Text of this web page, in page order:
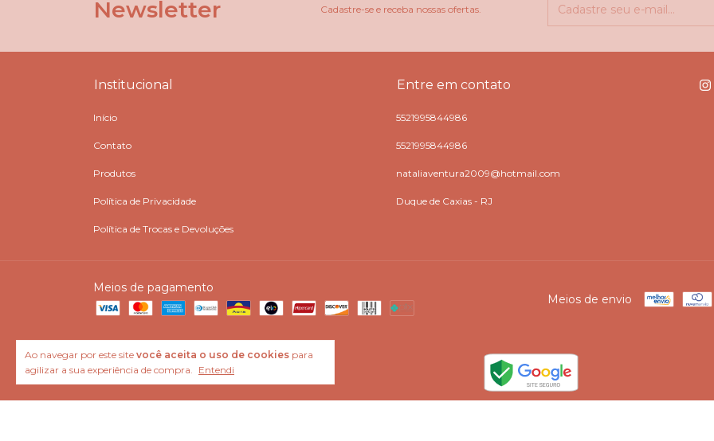
Ao navegar por este site você aceita o uso de cookies para
agilizar a sua experiência de compra. Entendi
Newsletter Cadastre-se e receba nossas ofertas.
Institucional
Início
Contato
Produtos
Política de Privacidade
Política de Trocas e Devoluções
Entre em contato
5521995844986
5521995844986
nataliaventura2009@hotmail.com
Duque de Caxias - RJ
Meios de pagamento
Meios de envio